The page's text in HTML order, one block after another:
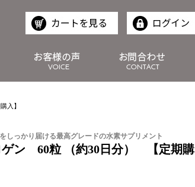
入】
しっかり届ける最高グレードの水素サプリメント
ゲン 60粒 （約30日分） 【定期購